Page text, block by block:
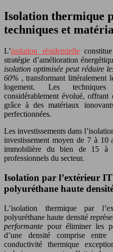
Isolation thermique
techniques et
L’isolation résidentielle
stratégie d’amélioration
isolation optimisée peut réduire
60% , transformant littéralement
logement. Les
considérablement évolué, offrant
grâce à des matériaux
perfectionnées.
Les investissements dans
investissement moyen de 7 à 10
immobilière du bien de 15 à
professionnels du secteur.
Isolation par l’extérieur
polyuréthane haute
L’isolation thermique par
polyuréthane haute densité
performante pour éliminer les
d’une densité comprise
conductivité thermique